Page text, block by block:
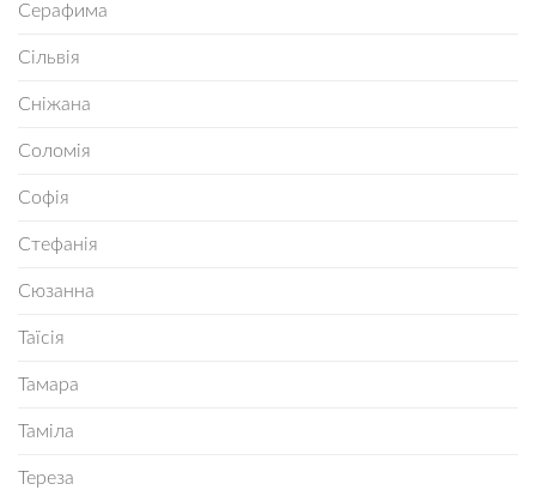
Серафима
Сільвія
Сніжана
Соломія
Софія
Стефанія
Сюзанна
Таїсія
Тамара
Таміла
Тереза